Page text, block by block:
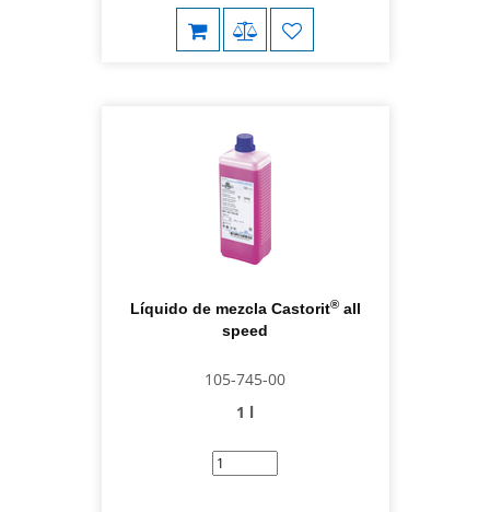
Líquido de mezcla Castorit®all
speed
105-745-00
1 l